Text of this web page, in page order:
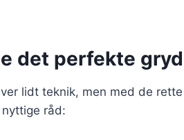
det perfekte
lidt teknik, men med de
råd: